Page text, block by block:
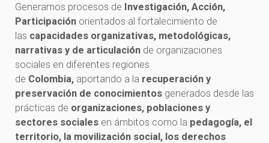
Generamos procesos de Investigación, Acción,
Participación orientados al fortalecimiento de
las capacidades organizativas, metodológicas,
narrativas y de articulación de organizaciones
sociales en diferentes regiones
de Colombia, aportando a la recuperación y
preservación de conocimientos generados desde las
prácticas de organizaciones, poblaciones y
sectores sociales en ámbitos como la pedagogía, el
territorio, la movilización social, los derechos